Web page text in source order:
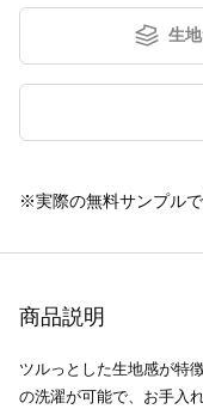
生
※実際の無料サンプル
商品説明
ツルっとした生地感が特
の洗濯が可能で、お手入